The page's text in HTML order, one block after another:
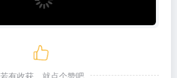
若有收获，就点个赞吧